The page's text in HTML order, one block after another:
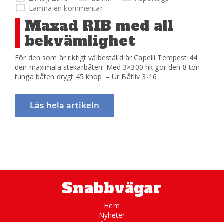
på
Lämna en kommentar
Maxad RIB med all
bekvämlighet
För den som är riktigt välbeställd är Capelli Tempest 44
den maximala stekarbåten. Med 3×300 hk gör den 8 ton
tunga båten drygt 45 knop. – Ur Båtliv 3-16
Läs hela artikeln
Snabbvägar
Hem
Nyheter